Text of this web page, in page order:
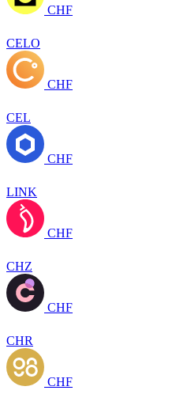
CHF
CELO
CHF
CEL
CHF
LINK
CHF
CHZ
CHF
CHR
CHF